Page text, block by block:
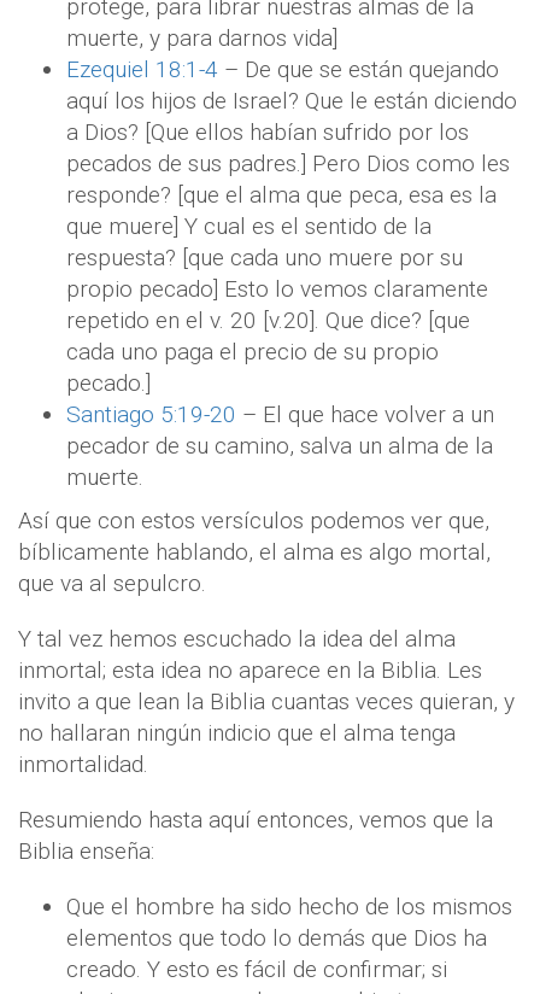
protege, para librar nuestras almas de la
muerte, y para darnos vida]
Ezequiel 18:1-4 – De que se están quejando
aquí los hijos de Israel? Que le están diciendo
a Dios? [Que ellos habían sufrido por los
pecados de sus padres.] Pero Dios como les
responde? [que el alma que peca, esa es la
que muere] Y cual es el sentido de la
respuesta? [que cada uno muere por su
propio pecado] Esto lo vemos claramente
repetido en el v. 20 [v.20]. Que dice? [que
cada uno paga el precio de su propio
pecado.]
Santiago 5:19-20 – El que hace volver a un
pecador de su camino, salva un alma de la
muerte.
Así que con estos versículos podemos ver que,
bíblicamente hablando, el alma es algo mortal,
que va al sepulcro.
Y tal vez hemos escuchado la idea del alma
inmortal; esta idea no aparece en la Biblia. Les
invito a que lean la Biblia cuantas veces quieran, y
no hallaran ningún indicio que el alma tenga
inmortalidad.
Resumiendo hasta aquí entonces, vemos que la
Biblia enseña:
Que el hombre ha sido hecho de los mismos
elementos que todo lo demás que Dios ha
creado. Y esto es fácil de confirmar; si